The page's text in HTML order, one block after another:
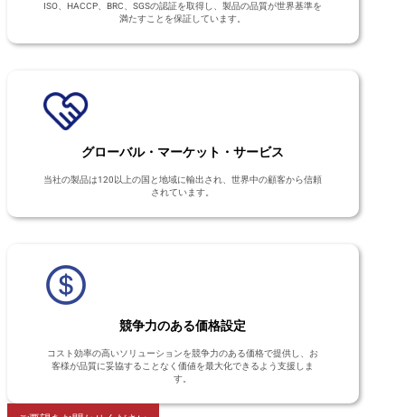
ISO、HACCP、BRC、SGSの認証を取得し、製品の品質が世界基準を
満たすことを保証しています。
グローバル・マーケット・サービス
当社の製品は120以上の国と地域に輸出され、世界中の顧客から信頼
されています。
競争力のある価格設定
コスト効率の高いソリューションを競争力のある価格で提供し、お
客様が品質に妥協することなく価値を最大化できるよう支援しま
す。